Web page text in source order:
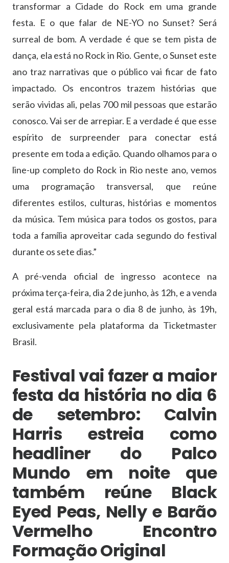
transformar a Cidade do Rock em uma grande
festa. E o que falar de NE-YO no Sunset? Será
surreal de bom. A verdade é que se tem pista de
dança, ela está no Rock in Rio. Gente, o Sunset este
ano traz narrativas que o público vai ficar de fato
impactado. Os encontros trazem histórias que
serão vividas ali, pelas 700 mil pessoas que estarão
conosco. Vai ser de arrepiar. E a verdade é que esse
espírito de surpreender para conectar está
presente em toda a edição. Quando olhamos para o
line-up completo do Rock in Rio neste ano, vemos
uma programação transversal, que reúne
diferentes estilos, culturas, histórias e momentos
da música. Tem música para todos os gostos, para
toda a família aproveitar cada segundo do festival
durante os sete dias.”
A pré-venda oficial de ingresso acontece na
próxima terça-feira, dia 2 de junho, às 12h, e a venda
geral está marcada para o dia 8 de junho, às 19h,
exclusivamente pela plataforma da Ticketmaster
Brasil.
Festival vai fazer a maior
festa da história no dia 6
de setembro: Calvin
Harris estreia como
headliner do Palco
Mundo em noite que
também reúne Black
Eyed Peas, Nelly e Barão
Vermelho Encontro
Formação Original